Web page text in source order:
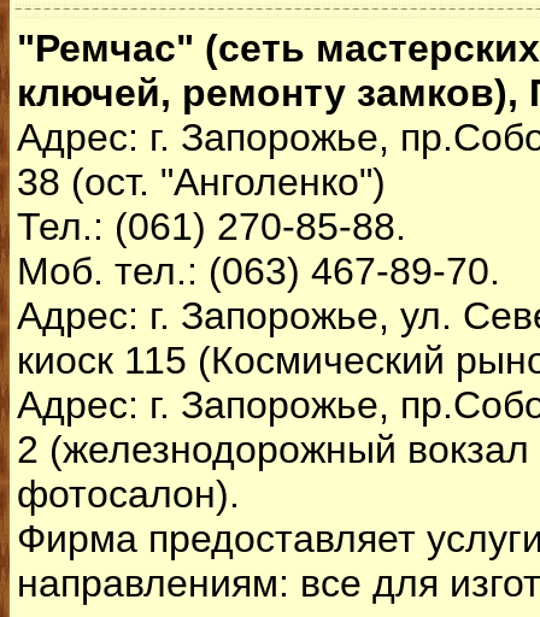
"Ремчас" (сеть
ключей, ремонту
Адрес: г. Запорожье,
38 (ост. "Анголенко")
Тел.: (061) 270-85-88.
Моб. тел.: (063) 467-89-70.
Адрес: г. Запорожье, ул.
киоск 115 (Космический
Адрес: г. Запорожье,
2 (железнодорожный
фотосалон).
Фирма предоставляет
направлениям: все для